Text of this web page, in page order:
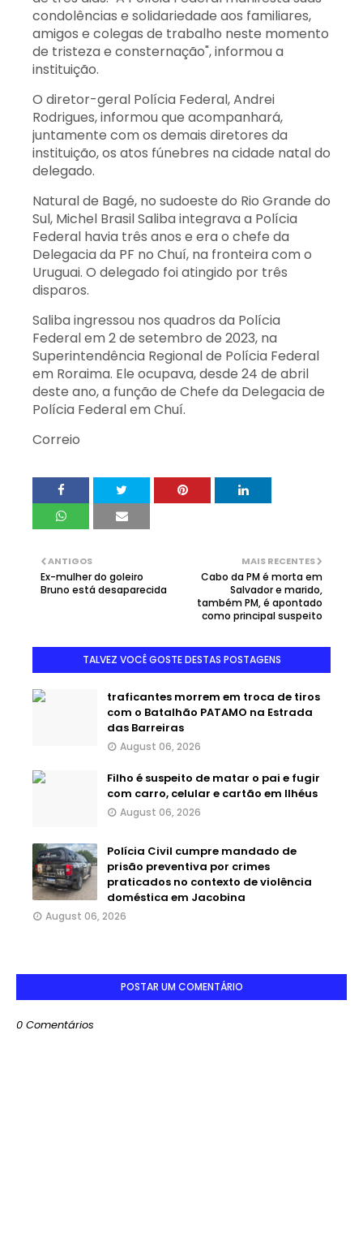
condolências e solidariedade aos familiares,
amigos e colegas de trabalho neste momento
de tristeza e consternação", informou a
instituição.
O diretor-geral Polícia Federal, Andrei
Rodrigues, informou que acompanhará,
juntamente com os demais diretores da
instituição, os atos fúnebres na cidade natal do
delegado.
Natural de Bagé, no sudoeste do Rio Grande do
Sul, Michel Brasil Saliba integrava a Polícia
Federal havia três anos e era o chefe da
Delegacia da PF no Chuí, na fronteira com o
Uruguai. O delegado foi atingido por três
disparos.
Saliba ingressou nos quadros da Polícia
Federal em 2 de setembro de 2023, na
Superintendência Regional de Polícia Federal
em Roraima. Ele ocupava, desde 24 de abril
deste ano, a função de Chefe da Delegacia de
Polícia Federal em Chuí.
Correio
MAIS RECENTES
Cabo da PM é morta em
Salvador e marido,
também PM, é apontado
como principal suspeito
ANTIGOS
Ex-mulher do goleiro
Bruno está desaparecida
TALVEZ VOCÊ GOSTE DESTAS POSTAGENS
traficantes morrem em troca de tiros
com o Batalhão PATAMO na Estrada
das Barreiras
August 06, 2026
Filho é suspeito de matar o pai e fugir
com carro, celular e cartão em Ilhéus
August 06, 2026
Polícia Civil cumpre mandado de
prisão preventiva por crimes
praticados no contexto de violência
doméstica em Jacobina
August 06, 2026
POSTAR UM COMENTÁRIO
0 Comentários